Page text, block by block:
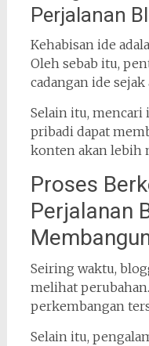
Perjalanan
Kehabisan ide
Oleh sebab itu,
cadangan ide sejak
Selain itu, mencari
pribadi dapat
konten akan lebih
Proses
Perjalanan
Seiring waktu,
melihat
perkembangan
Selain itu,